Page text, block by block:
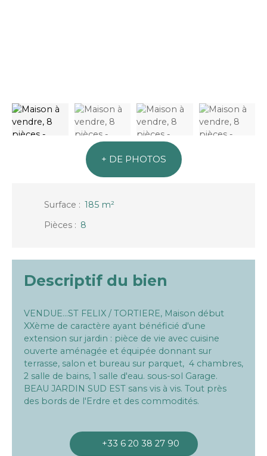
+ DE PHOTOS
Surface : 185 m²
Pièces : 8
Descriptif du bien
VENDUE...ST FELIX / TORTIERE, Maison début
XXème de caractère ayant bénéficié d'une
extension sur jardin : pièce de vie avec cuisine
ouverte aménagée et équipée donnant sur
terrasse, salon et bureau sur parquet, 4 chambres,
2 salle de bains, 1 salle d'eau. sous-sol Garage.
BEAU JARDIN SUD EST sans vis à vis. Tout près
des bords de l'Erdre et des commodités.
+33 6 20 38 27 90